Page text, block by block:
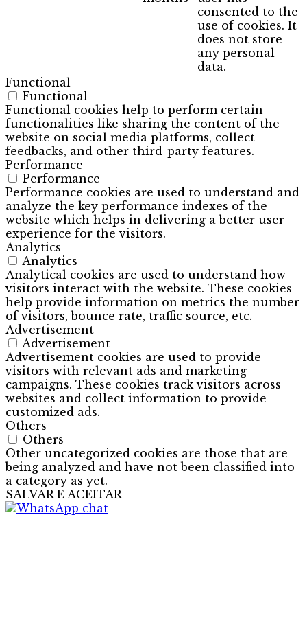
consented to the
use of cookies. It
does not store
any personal
data.
Functional
Functional
Functional cookies help to perform certain
functionalities like sharing the content of the
website on social media platforms, collect
feedbacks, and other third-party features.
Performance
Performance
Performance cookies are used to understand and
analyze the key performance indexes of the
website which helps in delivering a better user
experience for the visitors.
Analytics
Analytics
Analytical cookies are used to understand how
visitors interact with the website. These cookies
help provide information on metrics the number
of visitors, bounce rate, traffic source, etc.
Advertisement
Advertisement
Advertisement cookies are used to provide
visitors with relevant ads and marketing
campaigns. These cookies track visitors across
websites and collect information to provide
customized ads.
Others
Others
Other uncategorized cookies are those that are
being analyzed and have not been classified into
a category as yet.
SALVAR E ACEITAR